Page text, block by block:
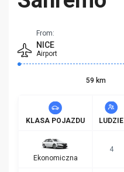
From:
NICE
Airport
59 km
KLASA POJAZDU LUDZIE
Ekonomiczna
4